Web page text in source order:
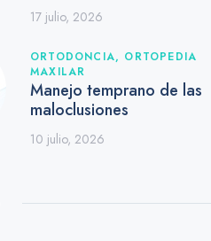
17 julio, 2026
ORTODONCIA, ORTOPEDIA
MAXILAR
Manejo temprano de las
maloclusiones
10 julio, 2026